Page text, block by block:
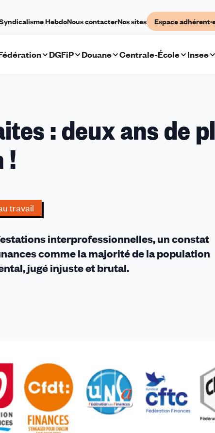
HebdoNous contacterNos sites Espace
DGFiP Douane Centrale-École Insee
: deux ans de
!
travail
interprofessionnelles, un constat
comme la majorité de la population
jugé injuste et brutal.